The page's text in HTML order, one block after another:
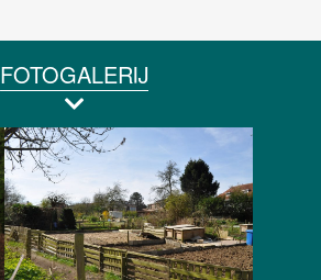
FOTOGALERIJ